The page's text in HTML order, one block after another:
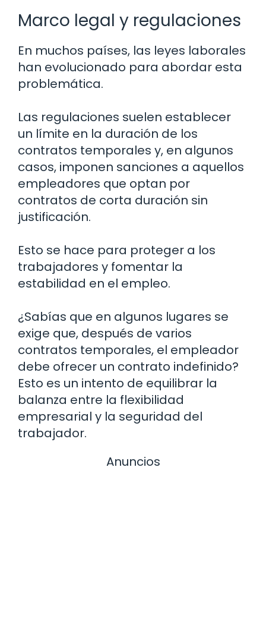
Marco legal y regulaciones
En muchos países, las leyes laborales
han evolucionado para abordar esta
problemática.
Las regulaciones suelen establecer
un límite en la duración de los
contratos temporales y, en algunos
casos, imponen sanciones a aquellos
empleadores que optan por
contratos de corta duración sin
justificación.
Esto se hace para proteger a los
trabajadores y fomentar la
estabilidad en el empleo.
¿Sabías que en algunos lugares se
exige que, después de varios
contratos temporales, el empleador
debe ofrecer un contrato indefinido?
Esto es un intento de equilibrar la
balanza entre la flexibilidad
empresarial y la seguridad del
trabajador.
Anuncios